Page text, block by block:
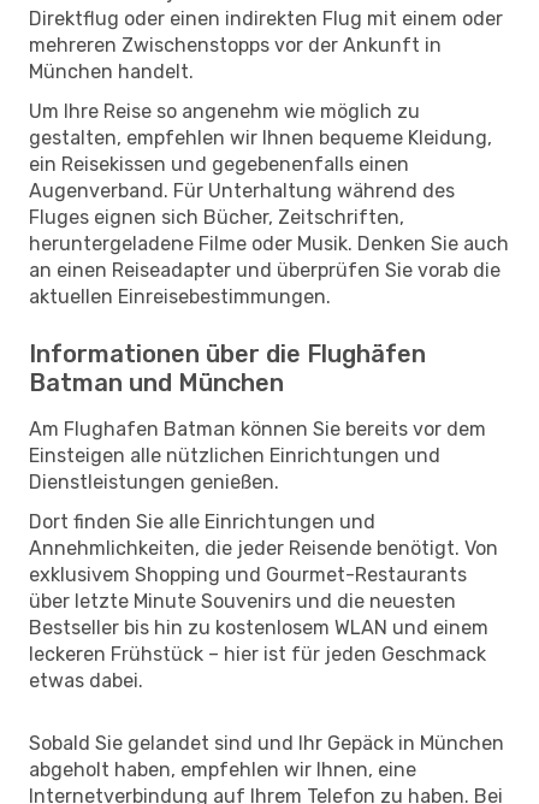
Direktflug oder einen indirekten Flug mit einem oder
mehreren Zwischenstopps vor der Ankunft in
München handelt.
Um Ihre Reise so angenehm wie möglich zu
gestalten, empfehlen wir Ihnen bequeme Kleidung,
ein Reisekissen und gegebenenfalls einen
Augenverband. Für Unterhaltung während des
Fluges eignen sich Bücher, Zeitschriften,
heruntergeladene Filme oder Musik. Denken Sie auch
an einen Reiseadapter und überprüfen Sie vorab die
aktuellen Einreisebestimmungen.
Informationen über die Flughäfen
Batman und München
Am Flughafen Batman können Sie bereits vor dem
Einsteigen alle nützlichen Einrichtungen und
Dienstleistungen genießen.
Dort finden Sie alle Einrichtungen und
Annehmlichkeiten, die jeder Reisende benötigt. Von
exklusivem Shopping und Gourmet-Restaurants
über letzte Minute Souvenirs und die neuesten
Bestseller bis hin zu kostenlosem WLAN und einem
leckeren Frühstück – hier ist für jeden Geschmack
etwas dabei.
Sobald Sie gelandet sind und Ihr Gepäck in München
abgeholt haben, empfehlen wir Ihnen, eine
Internetverbindung auf Ihrem Telefon zu haben. Bei